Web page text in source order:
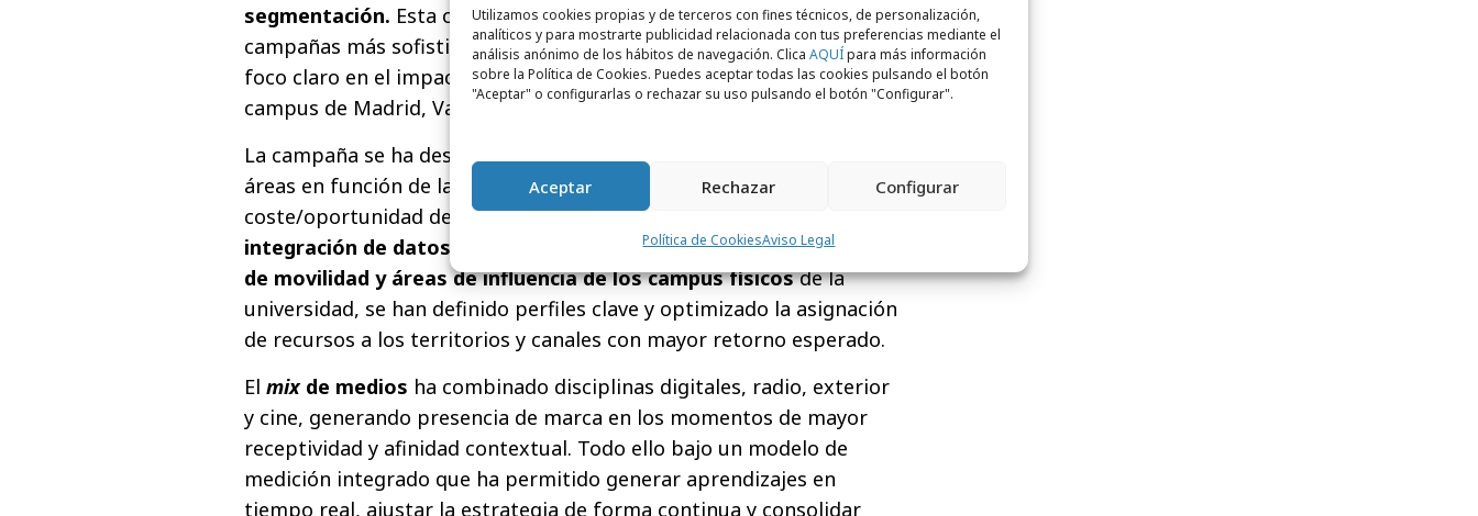
Utilizamos cookies propias y de terceros con fines técnicos, de personalización,
analíticos y para mostrarte publicidad relacionada con tus preferencias mediante el
análisis anónimo de los hábitos de navegación. Clica AQUÍpara más información
sobre la Política de Cookies. Puedes aceptar todas las cookies pulsando el botón
"Aceptar" o configurarlas o rechazar su uso pulsando el botón "Configurar".
Aceptar Rechazar Configurar
Política de CookiesAviso Legal
segmentación. Esta colaboración que ha dado lugar a una de las
campañas más sofisticadas del sector educativo en España, con un
foco claro en el impacto real sobre el negocio: matriculaciones en los
campus de Madrid, Valencia, Málaga y Tenerife.
La campaña se ha desarrollado bajo un
áreas en función de las necesidades de negocio y análisis de
coste/oportunidad de Universidad Europea. A través de la
integración de datos demográficos, comportamentales, patrones
de movilidad y áreas de influencia de los campus físicosde la
universidad, se han definido perfiles clave y optimizado la asignación
de recursos a los territorios y canales con mayor retorno esperado.
El mixde medios ha combinado disciplinas digitales, radio, exterior
y cine, generando presencia de marca en los momentos de mayor
receptividad y afinidad contextual. Todo ello bajo un modelo de
medición integrado que ha permitido generar aprendizajes en
tiempo real, ajustar la estrategia de forma continua y consolidar